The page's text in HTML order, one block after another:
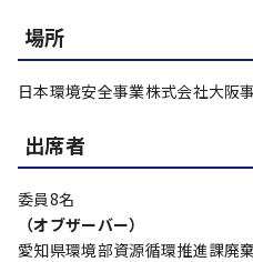
場所
日本環境安全事業株式会社大阪
出席者
委員8名
（オブザーバー）
愛知県環境部資源循環推進課廃